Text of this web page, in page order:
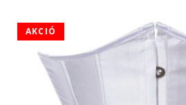
AKCIÓ